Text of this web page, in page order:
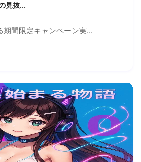
見抜...
期間限定キャンペーン実...